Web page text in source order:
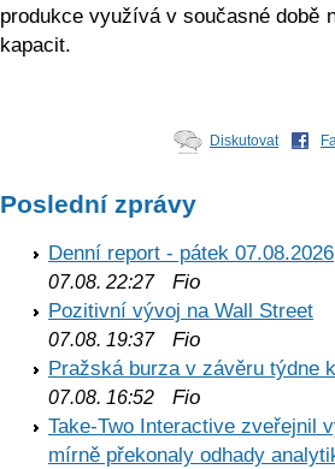
produkce využívá v současné době
kapacit.
Diskutovat
Poslední zprávy
Denní report - pátek 07.08.2026
07.08. 22:27Fio
Pozitivní vývoj na Wall Street
07.08. 19:37Fio
Pražská burza v závěru týdne
07.08. 16:52 Fio
Take-Two Interactive zveřejnil
mírně překonaly odhady